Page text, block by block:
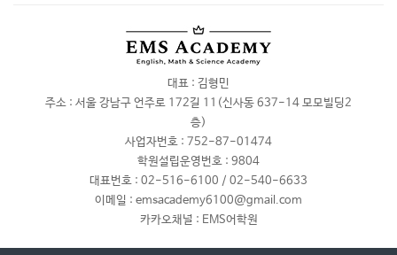
대표 : 김형민
주소 : 서울 강남구 언주로 172길 11(신사동 637-14 모모빌딩2
층)
사업자번호 : 752-87-01474
학원설립운영번호 : 9804
대표번호 : 02-516-6100 / 02-540-6633
이메일 : emsacademy6100@gmail.com
카카오채널 : EMS어학원